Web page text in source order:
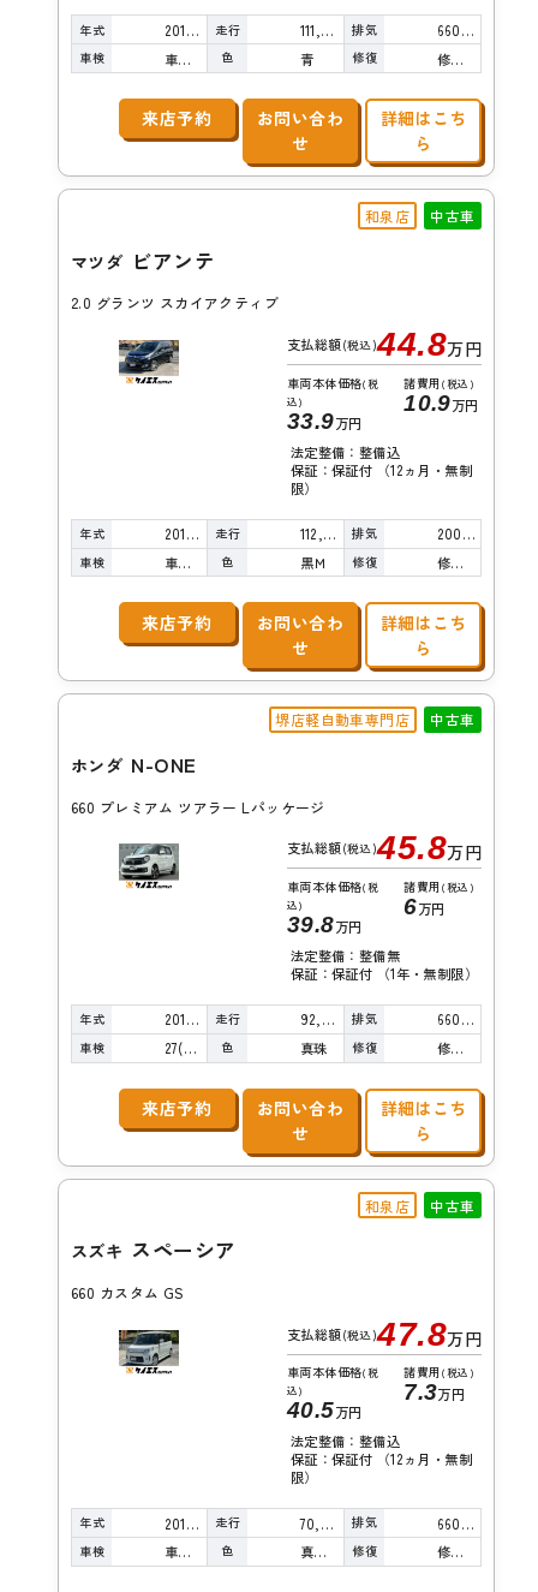
年式 2014年 走行 111,000km 排気 660cc
車検 車検整備付 色 青 修復 修復歴無し
来店予約
お問い合わ
せ
詳細はこち
ら
和泉店 中古車
マツダ ビアンテ
2.0 グランツ スカイアクティブ
支払総額(税込)44.8万円
車両本体価格(税
込)
33.9万円
諸費用 (税込)
10.9万円
法定整備：整備込
保証：保証付 （12ヵ月・無制
限）
年式 2014年 走行 112,000km 排気 2000cc
車検 車検整備付 色 黒Ｍ 修復 修復歴無し
来店予約
お問い合わ
せ
詳細はこち
ら
堺店軽自動車専門店 中古車
ホンダ N-ONE
660 プレミアム ツアラー Lパッケージ
支払総額(税込)45.8万円
車両本体価格(税
込)
39.8万円
諸費用 (税込)
6万円
法定整備：整備無
保証：保証付 （1年・無制限）
年式 2013年 走行 92,000km 排気 660cc
車検 27(R9)/03 色 真珠 修復 修復歴無し
来店予約
お問い合わ
せ
詳細はこち
ら
和泉店 中古車
スズキ スペーシア
660 カスタム GS
支払総額(税込)47.8万円
車両本体価格(税
込)
40.5万円
諸費用 (税込)
7.3万円
法定整備：整備込
保証：保証付 （12ヵ月・無制
限）
年式 2015年 走行 70,000km 排気 660cc
車検 車検整備付 色 真珠白 修復 修復歴無し